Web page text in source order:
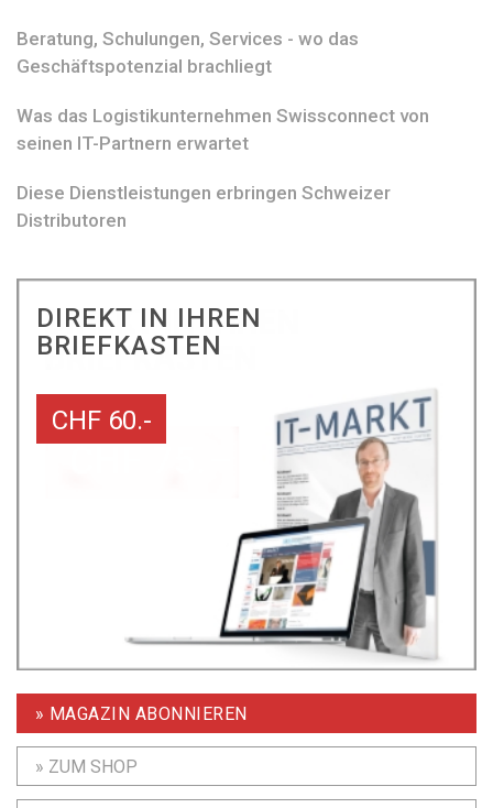
Beratung, Schulungen, Services - wo das
Geschäftspotenzial brachliegt
Was das Logistikunternehmen Swissconnect von
seinen IT-Partnern erwartet
Diese Dienstleistungen erbringen Schweizer
Distributoren
DIREKT IN IHREN
BRIEFKASTEN
CHF 60.-
» MAGAZIN ABONNIEREN
» ZUM SHOP